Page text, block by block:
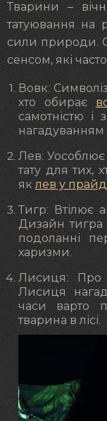
Тварини –
татуювання на
сили природи.
сенсом, які
Вовк:
хто обирає
самотністю і
Лев: Уособлює
тату для тих,
яклев у
Тигр: Втілює
Дизайн тигра
подоланні
харизми.
Лисиця: Про
Лисиця
часи варто
тварина в лісі.